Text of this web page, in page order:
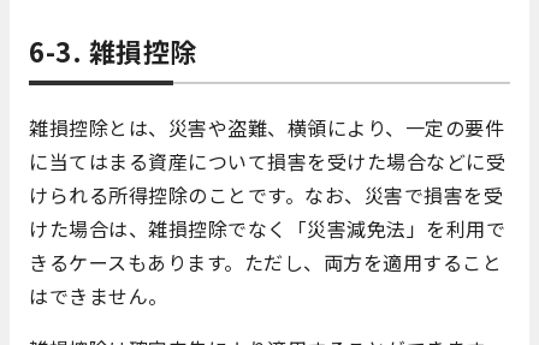
6-3. 雑損控除
雑損控除とは、災害や盗難、横領により、一定の要件
に当てはまる資産について損害を受けた場合などに受
けられる所得控除のことです。なお、災害で損害を受
けた場合は、雑損控除でなく「災害減免法」を利用で
きるケースもあります。ただし、両方を適用すること
はできません。